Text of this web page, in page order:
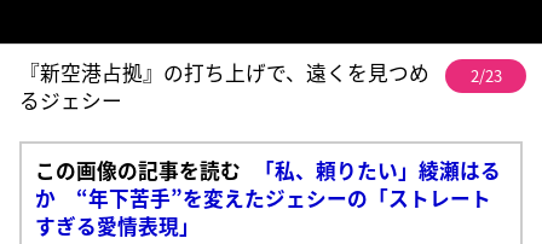
『新空港占拠』の打ち上げで、遠くを見つめ
るジェシー
2/23
この画像の記事を読む
「私、頼りたい」綾瀬はる
か “年下苦手”を変えたジェシーの「ストレート
すぎる愛情表現」